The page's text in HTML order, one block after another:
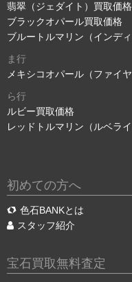
翡翠（ジェダイト）買取価格
ブラックオパール買取価格
ブルートルマリン（インデ
ま行
メキシコオパール（ファイ
ら行
ルビー買取価格
レッドトルマリン（ルベラ
初めての方へ
色石BANKとは
スタッフ紹介
宝石買取無料査定